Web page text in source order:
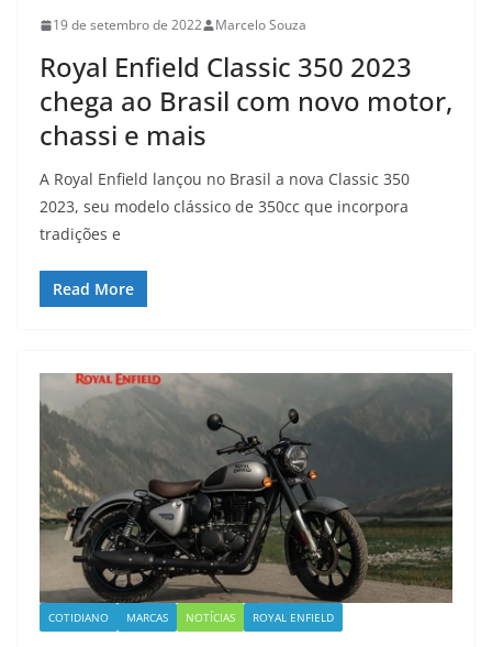
19 de setembro de 2022 Marcelo Souza
Royal Enfield Classic 350 2023
chega ao Brasil com novo motor,
chassi e mais
A Royal Enfield lançou no Brasil a nova Classic 350
2023, seu modelo clássico de 350cc que incorpora
tradições e
Read More
COTIDIANO MARCAS NOTÍCIAS ROYAL ENFIELD